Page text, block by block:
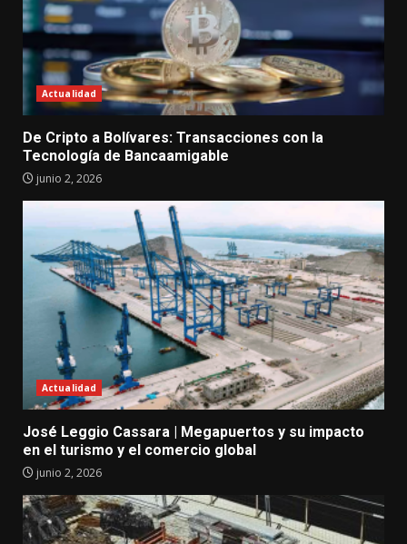
Actualidad
De Cripto a Bolívares: Transacciones con la
Tecnología de Bancaamigable
junio 2, 2026
Actualidad
José Leggio Cassara | Megapuertos y su impacto
en el turismo y el comercio global
junio 2, 2026